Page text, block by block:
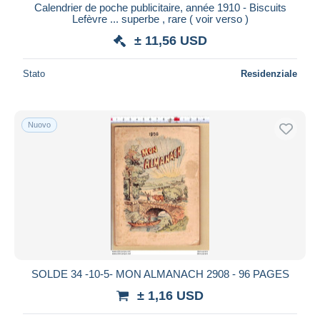
Calendrier de poche publicitaire, année 1910 - Biscuits
Lefèvre ... superbe , rare ( voir verso )
± 11,56 USD
Stato Residenziale
Nuovo
SOLDE 34 -10-5- MON ALMANACH 2908 - 96 PAGES
± 1,16 USD